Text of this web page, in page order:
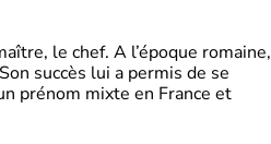
le chef. A l’époque romaine,
succès lui a permis de se
prénom mixte en France et